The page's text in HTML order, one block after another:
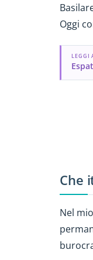
Oggi
LEGGI
Che
Nel